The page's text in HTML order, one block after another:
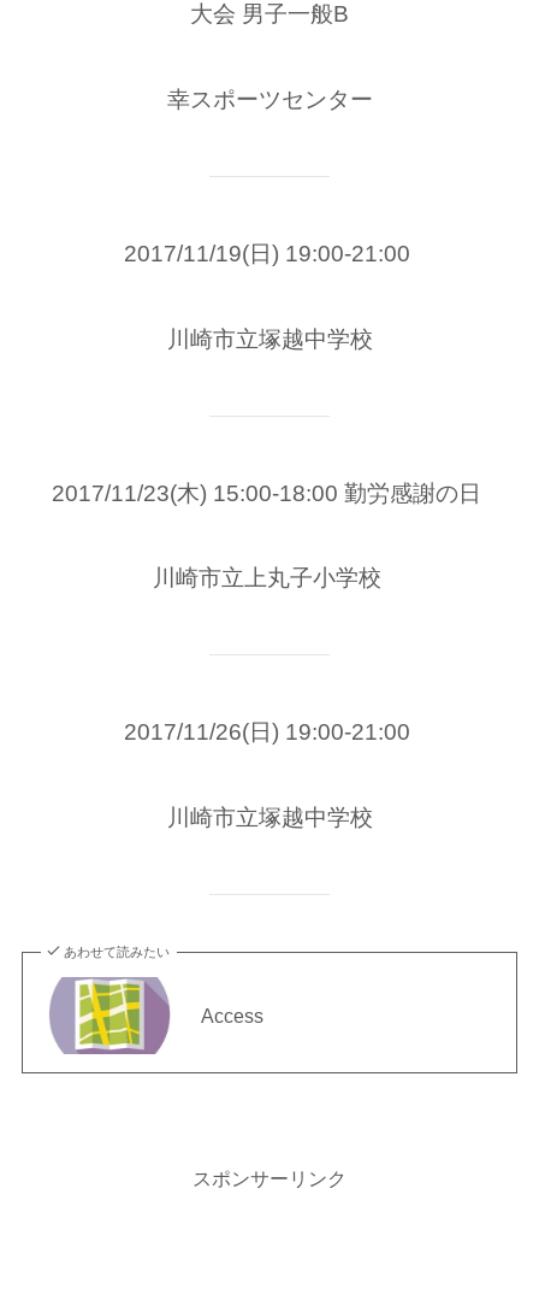
大会 男子一般B
幸スポーツセンター
2017/11/19(日) 19:00-21:00
川崎市立塚越中学校
2017/11/23(木) 15:00-18:00 勤労感謝の日
川崎市立上丸子小学校
2017/11/26(日) 19:00-21:00
川崎市立塚越中学校
あわせて読みたい
Access
スポンサーリンク